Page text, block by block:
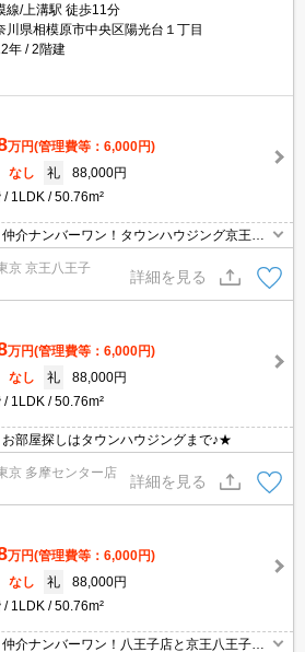
線/上溝駅 徒歩11分
川県相模原市中央区陽光台１丁目
年
2階建
万円(管理費等：6,000円)
なし 礼
88,000円
1LDK 50.76m²
介ナンバーワン！タウンハウジング京王八
京 京王八王子
詳細を見る
万円(管理費等：6,000円)
なし 礼
88,000円
1LDK 50.76m²
部屋探しはタウンハウジングまで♪★
京 多摩センター店
詳細を見る
万円(管理費等：6,000円)
なし 礼
88,000円
1LDK 50.76m²
介ナンバーワン！八王子店と京王八王子店